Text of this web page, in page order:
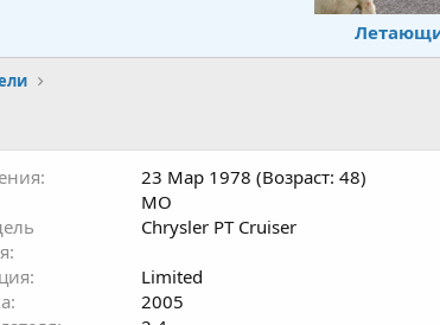
23 Мар 1978 (Возраст: 48)
МО
Chrysler PT Cruiser
Limited
2005